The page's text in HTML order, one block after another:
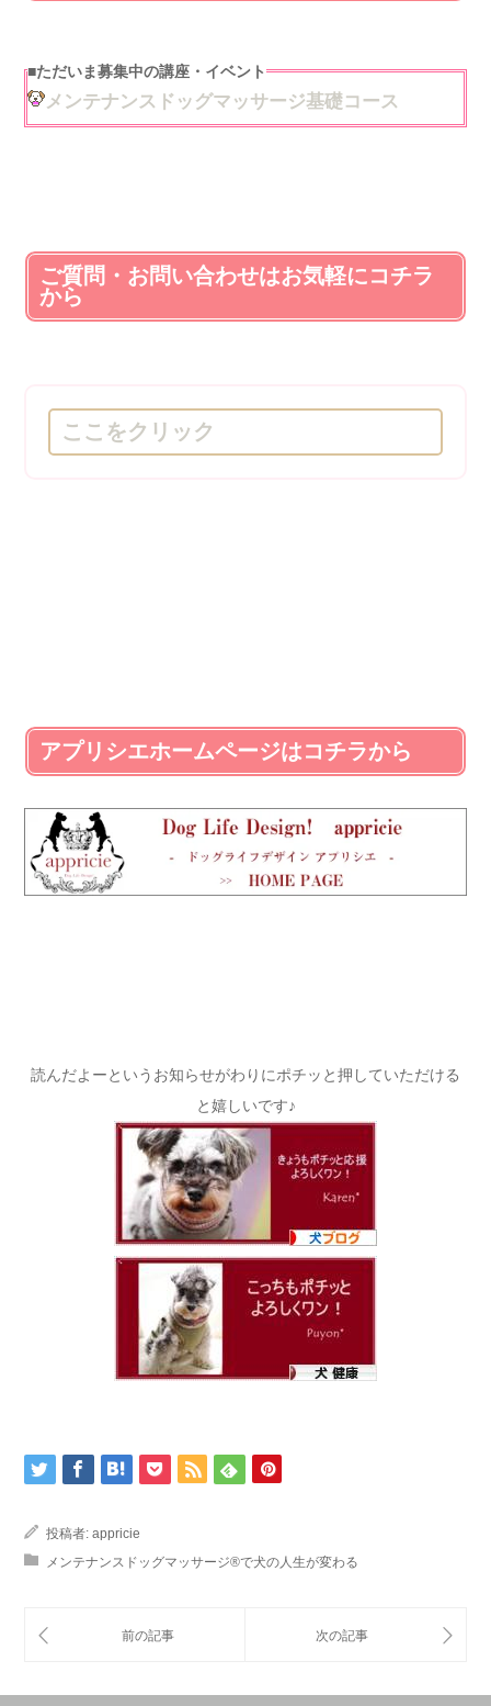
■ただいま募集中の講座・イベント
メンテナンスドッグマッサージ基礎コース
ご質問・お問い合わせはお気軽にコチラ
から
ここをクリック
アプリシエホームページはコチラから
読んだよーというお知らせがわりにポチッと押していただける
と嬉しいです♪
投稿者: appricie
メンテナンスドッグマッサージ®で犬の人生が変わる